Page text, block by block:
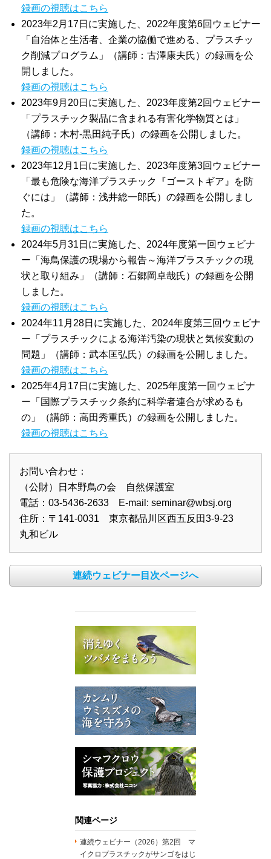
録画の視聴はこちら
2023年2月17日に実施した、2022年度第6回ウェビナー
「自治体と生活者、企業の協働で進める、プラスチッ
ク削減プログラム」（講師：古澤康夫氏）の録画を公
開しました。
録画の視聴はこちら
2023年9月20日に実施した、2023年度第2回ウェビナー
「プラスチック製品に含まれる有害化学物質とは」
（講師：木村‐黒田純子氏）の録画を公開しました。
録画の視聴はこちら
2023年12月1日に実施した、2023年度第3回ウェビナー
「最も危険な海洋プラスチック『ゴーストギア』を防
ぐには」（講師：浅井総一郎氏）の録画を公開しまし
た。
録画の視聴はこちら
2024年5月31日に実施した、2024年度第一回ウェビナ
ー「海鳥保護の現場から報告～海洋プラスチックの現
状と取り組み」（講師：石郷岡卓哉氏）の録画を公開
しました。
録画の視聴はこちら
2024年11月28日に実施した、2024年度第三回ウェビナ
ー「プラスチックによる海洋汚染の現状と気候変動の
問題」（講師：武本匡弘氏）の録画を公開しました。
録画の視聴はこちら
2025年4月17日に実施した、2025年度第一回ウェビナ
ー「国際プラスチック条約に科学者連合が求めるも
の」（講師：高田秀重氏）の録画を公開しました。
録画の視聴はこちら
お問い合わせ：
（公財）日本野鳥の会 自然保護室
電話：03-5436-2633 E-mail: seminar@wbsj.org
住所：〒141‐0031 東京都品川区西五反田3‐9‐23
丸和ビル
連続ウェビナー目次ページへ
関連ページ
連続ウェビナー（2026）第2回 マ
イクロプラスチックがサンゴをはじ